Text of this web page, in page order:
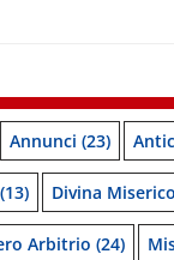
Annunci (23)
(13) Divina
Arbitrio (24)